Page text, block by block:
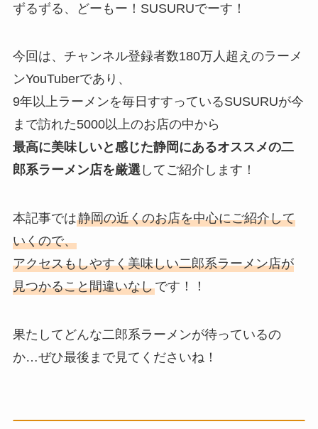
ずるずる、どーもー！SUSURUでーす！
今回は、チャンネル登録者数180万人超えのラーメ
ンYouTuberであり、
9年以上ラーメンを毎日すすっているSUSURUが今
まで訪れた5000以上のお店の中から
最高に美味しいと感じた静岡にあるオススメの二
郎系ラーメン店を厳選してご紹介します！
本記事では静岡の近くのお店を中心にご紹介して
いくので、
アクセスもしやすく美味しい二郎系ラーメン店が
見つかること間違いなしです！！
果たしてどんな二郎系ラーメンが待っているの
か…ぜひ最後まで見てくださいね！